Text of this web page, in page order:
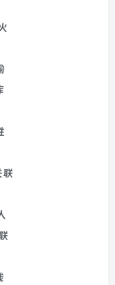
联